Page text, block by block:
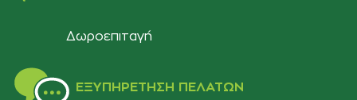
Δωροεπιταγή
ΕΞΥΠΗΡΈΤΗΣΗ ΠΕΛΑΤΏΝ